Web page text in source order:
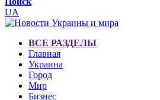
UA
ВСЕ РАЗДЕЛЫ
Главная
Украина
Город
Мир
Бизнес